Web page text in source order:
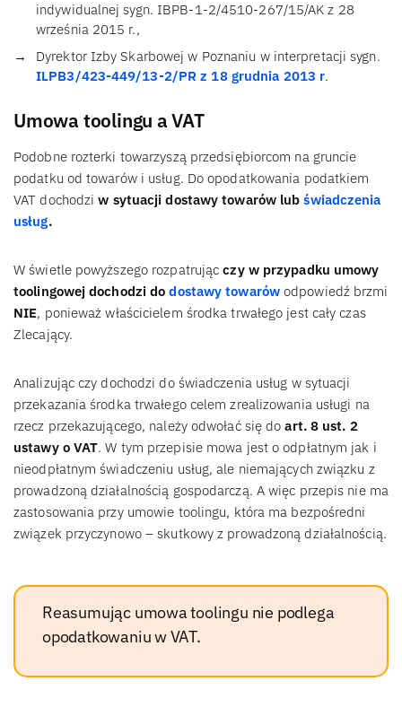
indywidualnej sygn. IBPB-1-2/4510-267/15/AK z 28
września 2015 r.,
Dyrektor Izby Skarbowej w Poznaniu w interpretacji sygn.
ILPB3/423-449/13-2/PR z 18 grudnia 2013 r.
Umowa toolingu a VAT
Podobne rozterki towarzyszą przedsiębiorcom na gruncie
podatku od towarów i usług. Do opodatkowania podatkiem
VAT dochodziw sytuacji dostawy towarów lubświadczenia
usług.
W świetle powyższego rozpatrując czy w przypadku umowy
toolingowej dochodzi dodostawy towarówodpowiedź brzmi
NIE, ponieważ właścicielem środka trwałego jest cały czas
Zlecający.
Analizując czy dochodzi do świadczenia usług w sytuacji
przekazania środka trwałego celem zrealizowania usługi na
rzecz przekazującego, należy odwołać się doart. 8 ust. 2
ustawy o VAT. W tym przepisie mowa jest o odpłatnym jak i
nieodpłatnym świadczeniu usług, ale niemających związku z
prowadzoną działalnością gospodarczą. A więc przepis nie ma
zastosowania przy umowie toolingu, która ma bezpośredni
związek przyczynowo – skutkowy z prowadzoną działalnością.
Reasumując umowa toolingu nie podlega
opodatkowaniu w VAT.